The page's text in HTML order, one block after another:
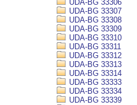
UDA-BG 33306
UDA-BG 33307
UDA-BG 33308
UDA-BG 33309
UDA-BG 33310
UDA-BG 33311
UDA-BG 33312
UDA-BG 33313
UDA-BG 33314
UDA-BG 33333
UDA-BG 33334
UDA-BG 33339